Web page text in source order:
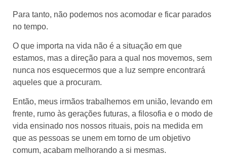
Para tanto, não podemos nos acomodar e ficar parados
no tempo.
O que importa na vida não é a situação em que
estamos, mas a direção para a qual nos movemos, sem
nunca nos esquecermos que a luz sempre encontrará
aqueles que a procuram.
Então, meus irmãos trabalhemos em união, levando em
frente, rumo às gerações futuras, a filosofia e o modo de
vida ensinado nos nossos rituais, pois na medida em
que as pessoas se unem em torno de um objetivo
comum, acabam melhorando a si mesmas.